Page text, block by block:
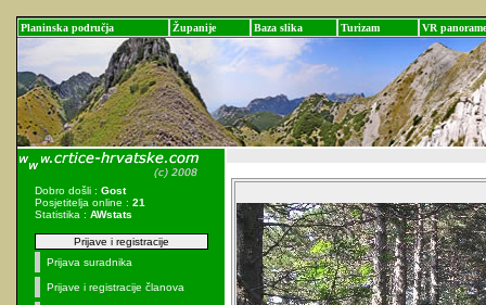
Planinska područja Županije Baza slika Turizam VR panorame
Dobro došli : Gost
Posjetitelja online : 21
Statistika : AWstats
Prijave i registracije
Prijava suradnika
Prijave i registracije članova